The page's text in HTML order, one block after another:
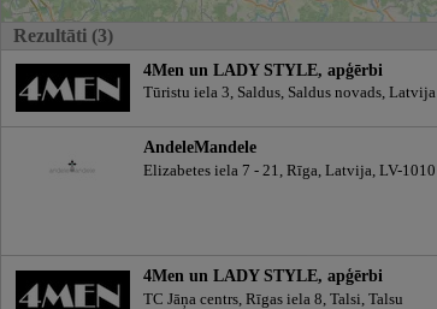
Rezultāti (3)
4Men un LADY STYLE, apģērbi
Tūristu iela 3, Saldus, Saldus novads, Latvija
AndeleMandele
Elizabetes iela 7 - 21, Rīga, Latvija, LV-1010
4Men un LADY STYLE, apģērbi
TC Jāņa centrs, Rīgas iela 8, Talsi, Talsu